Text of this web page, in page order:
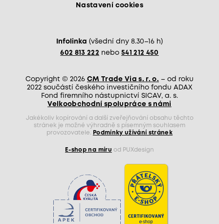
Nastavení cookies
Infolinka (všední dny 8.30–16 h)
602 813 222 nebo 541 212 450
Copyright © 2026 CM Trade Via s. r. o. – od roku
2022 součástí českého investičního fondu ADAX
Fond firemního nástupnictví SICAV, a. s.
Velkoobchodní spolupráce s námi
Jakékoliv kopírování a další zveřejňování obsahu těchto
stránek je možné výhradně s písemným souhlasem
provozovatele.
Podmínky užívání stránek
E-shop na míru od PUXdesign